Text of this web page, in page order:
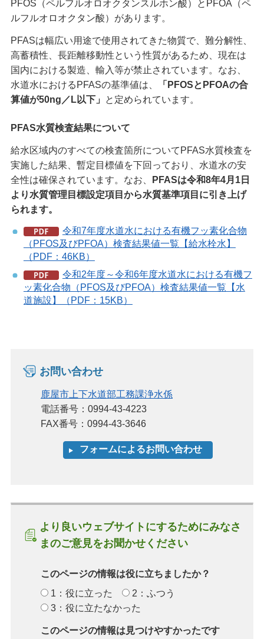
PFOS（ペルフルオロオクタンスルホン酸）とPFOA（ペ
ルフルオロオクタン酸）があります。
PFASは幅広い用途で使用されてきた物質で、難分解性、
高蓄積性、長距離移動性という性質があるため、現在は
国内における製造、輸入等が禁止されています。なお、
水道水におけるPFASの基準値は、
「PFOSとPFOAの合
算値が50ng／L以下」
と定められています。
PFAS水質検査結果について
給水区域内のすべての検査箇所についてPFAS水質検査を
実施した結果、暫定目標値を下回っており、水道水の安
全性は確保されています。なお、
PFASは令和8年4月1日
より水質管理目標設定項目から水質基準項目に引き上げ
られます。
令和7年度水道水における有機フッ素化合物
（PFOS及びPFOA）検査結果値一覧【給水栓水】
（PDF：46KB）
令和2年度～令和6年度水道水における有機フ
ッ素化合物（PFOS及びPFOA）検査結果値一覧【水
道施設】（PDF：15KB）
お問い合わせ
鹿屋市上下水道部工務課浄水係
電話番号：0994-43-4223
FAX番号：0994-43-3646
より良いウェブサイトにするためにみなさ
まのご意見をお聞かせください
このページの情報は役に立ちましたか？
1：役に立った
2：ふつう
3：役に立たなかった
このページの情報は見つけやすかったです